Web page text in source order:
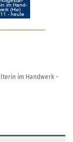
im Handwerk -